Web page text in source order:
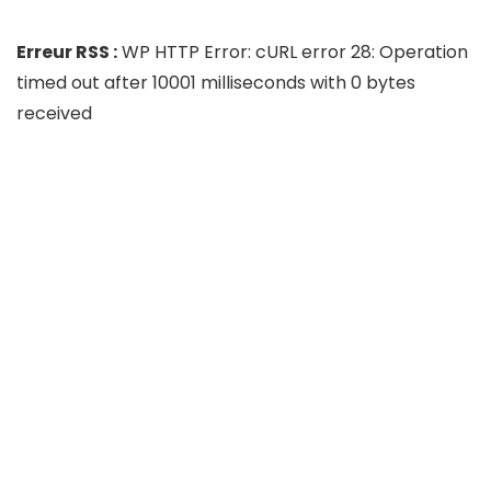
Erreur RSS :WP HTTP Error: cURL error 28: Operation
timed out after 10001 milliseconds with 0 bytes
received